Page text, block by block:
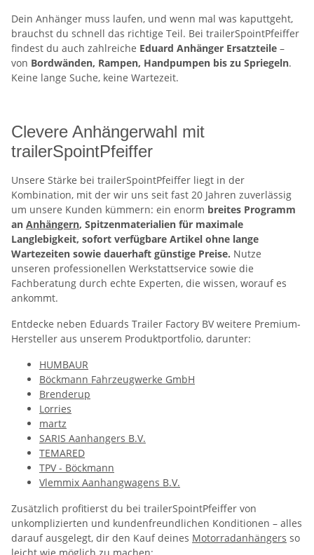
Dein Anhänger muss laufen, und wenn mal was kaputtgeht,
brauchst du schnell das richtige Teil. Bei trailerSpointPfeiffer
findest du auch zahlreiche Eduard Anhänger Ersatzteile –
von Bordwänden, Rampen, Handpumpen bis zu Spriegeln.
Keine lange Suche, keine Wartezeit.
Clevere Anhängerwahl mit
trailerSpointPfeiffer
Unsere Stärke bei trailerSpointPfeiffer liegt in der
Kombination, mit der wir uns seit fast 20 Jahren zuverlässig
um unsere Kunden kümmern: ein enorm breites Programm
an Anhängern, Spitzenmaterialien für maximale
Langlebigkeit, sofort verfügbare Artikel ohne lange
Wartezeiten sowie dauerhaft günstige Preise. Nutze
unseren professionellen Werkstattservice sowie die
Fachberatung durch echte Experten, die wissen, worauf es
ankommt.
Entdecke neben Eduards Trailer Factory BV weitere Premium-
Hersteller aus unserem Produktportfolio, darunter:
HUMBAUR
Böckmann Fahrzeugwerke GmbH
Brenderup
Lorries
martz
SARIS Aanhangers B.V.
TEMARED
TPV - Böckmann
Vlemmix Aanhangwagens B.V.
Zusätzlich profitierst du bei trailerSpointPfeiffer von
unkomplizierten und kundenfreundlichen Konditionen – alles
darauf ausgelegt, dir den Kauf deines Motorradanhängers so